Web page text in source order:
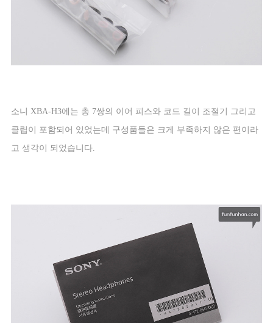
소니 XBA-H3에는 총 7쌍의 이어 피스와 코드 길이 조절기 그리고
클립이 포함되어 있었는데 구성품들은 크게 부족하지 않은 편이라
고 생각이 되었습니다